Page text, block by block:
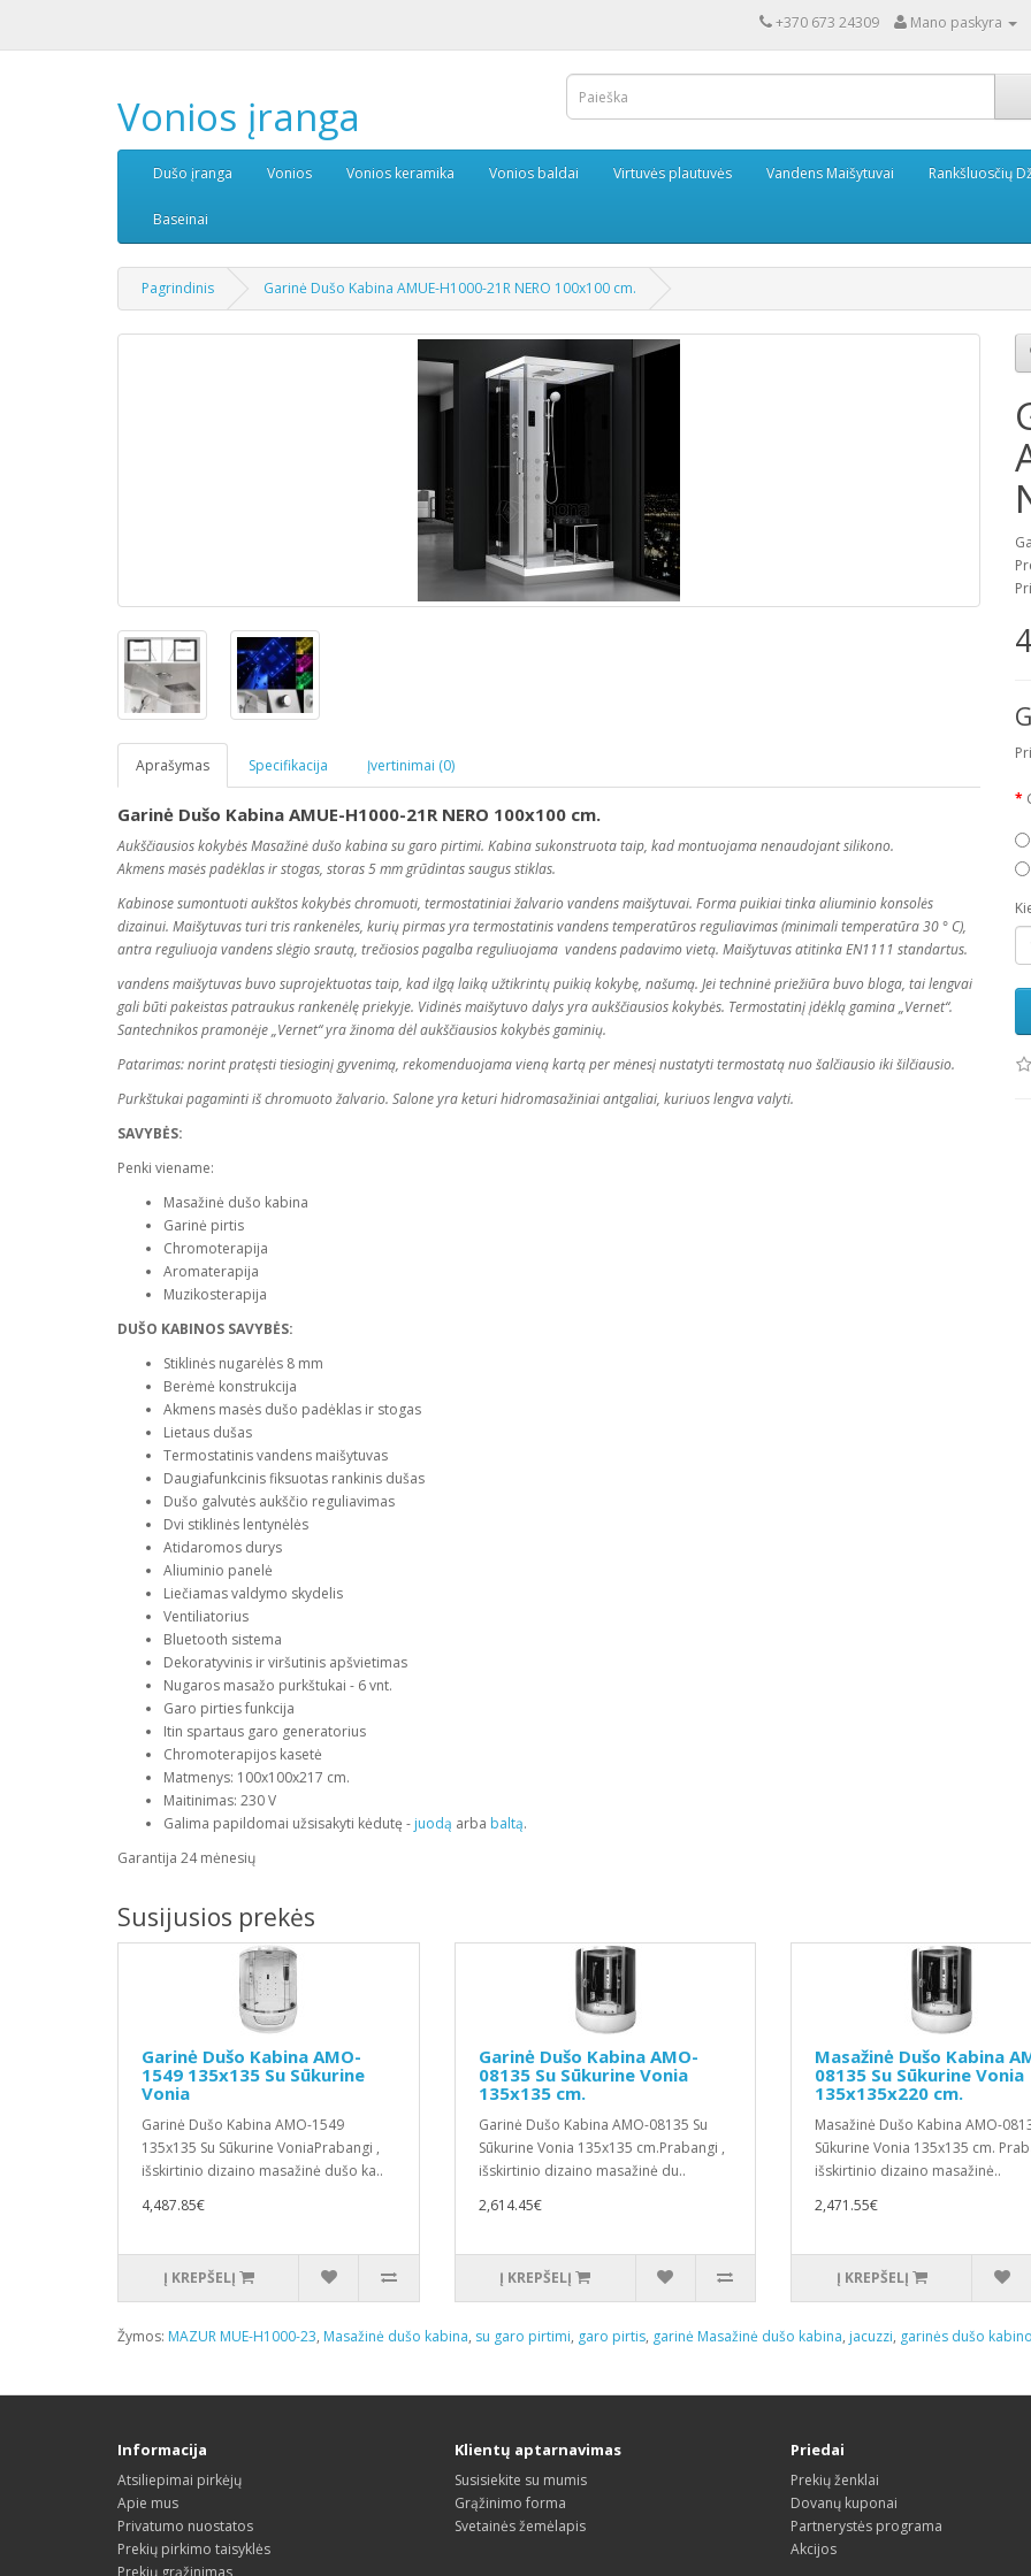
+370 673 24309 Mano paskyra
Vonios įranga
Dušo įranga Vonios Vonios keramika Vonios baldai Virtuvės plautuvės Vandens Maišytuvai Rankšluosčių
Baseinai
Pagrindinis Garinė Dušo Kabina AMUE-H1000-21R NERO 100x100 cm.
Aprašymas Specifikacija Įvertinimai (0)
Garinė Dušo Kabina AMUE-H1000-21R NERO 100x100 cm.
Aukščiausios kokybės Masažinė dušo kabina su garo pirtimi. Kabina sukonstruota taip, kad montuojama nenaudojant silikono.
Akmensmasėspadėklas ir stogas, storas 5 mm grūdintas saugus stiklas.
Kabinose sumontuoti aukštos kokybės chromuoti, termostatiniai žalvario vandens maišytuvai. Forma puikiai tinka aliuminio konsolės
dizainui. Maišytuvas turi tris rankenėles, kurių pirmas yra termostatinis vandens temperatūros reguliavimas (minimali temperatūra 30 ° C),
antra reguliuoja vandens slėgio srautą, trečiosios pagalba reguliuojama vandens padavimo vietą. Maišytuvas atitinka EN1111 standartus.
vandens maišytuvas buvo suprojektuotas taip, kad ilgą laiką užtikrintų puikią kokybę, našumą. Jei techninė priežiūra buvo bloga, tai lengvai
gali būti pakeistas patraukus rankenėlę priekyje. Vidinės maišytuvo dalys yra aukščiausios kokybės. Termostatinį įdėklą gamina „Vernet“.
Santechnikos pramonėje „Vernet“ yra žinoma dėl aukščiausios kokybės gaminių.
Patarimas: norint pratęsti tiesioginį gyvenimą, rekomenduojama vieną kartą per mėnesį nustatyti termostatą nuo šalčiausio iki šilčiausio.
Purkštukai pagaminti iš chromuoto žalvario. Salone yra keturi hidromasažiniai antgaliai, kuriuos lengva valyti.
SAVYBĖS:
Penki viename:
Masažinė dušo kabina
Garinė pirtis
Chromoterapija
Aromaterapija
Muzikosterapija
DUŠO KABINOS SAVYBĖS:
Stiklinės nugarėlės 8 mm
Berėmė konstrukcija
Akmens masės dušo padėklas ir stogas
Lietaus dušas
Termostatinis vandens maišytuvas
Daugiafunkcinis fiksuotas rankinis dušas
Dušo galvutės aukščio reguliavimas
Dvi stiklinės lentynėlės
Atidaromos durys
Aliuminio panelė
Liečiamas valdymo skydelis
Ventiliatorius
Bluetooth sistema
Dekoratyvinis ir viršutinis apšvietimas
Nugaros masažo purkštukai - 6 vnt.
Garo pirties funkcija
Itin spartaus garo generatorius
Chromoterapijos kasetė
Matmenys: 100x100x217 cm.
Maitinimas: 230 V
Galima papildomai užsisakyti kėdutę - juodą arba baltą.
Garantija 24 mėnesių
Susijusios prekės
Garinė Dušo Kabina AMO-
1549 135x135 Su Sūkurine
Vonia
Garinė Dušo Kabina AMO-1549
135x135 Su Sūkurine VoniaPrabangi ,
išskirtinio dizaino masažinė dušo ka..
4,487.85€
Į KREPŠELĮ
Garinė Dušo Kabina AMO-
08135 Su Sūkurine Vonia
135x135 cm.
Garinė Dušo Kabina AMO-08135 Su
Sūkurine Vonia 135x135 cm.Prabangi ,
išskirtinio dizaino masažinė du..
2,614.45€
Į KREPŠELĮ
Masažinė Dušo Kabina
08135 Su Sūkurine Vonia
135x135x220 cm.
Masažinė Dušo Kabina AMO-
Sūkurine Vonia 135x135 cm.
išskirtinio dizaino masažinė..
2,471.55€
Į KREPŠELĮ
Žymos: MAZUR MUE-H1000-23, Masažinė dušo kabina, su garo pirtimi, garo pirtis, garinė Masažinė dušo kabina, jacuzzi, garinės dušo
Informacija
Atsiliepimai pirkėjų
Apie mus
Privatumo nuostatos
Prekių pirkimo taisyklės
Prekių grąžinimas
Klientų aptarnavimas
Susisiekite su mumis
Grąžinimo forma
Svetainės žemėlapis
Priedai
Prekių ženklai
Dovanų kuponai
Partnerystės programa
Akcijos